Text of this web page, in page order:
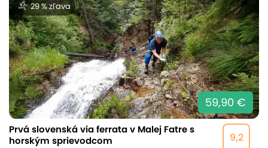
29 % zľava
59,90 €
9,2
Prvá slovenská via ferrata v Malej Fatre s
horským sprievodcom